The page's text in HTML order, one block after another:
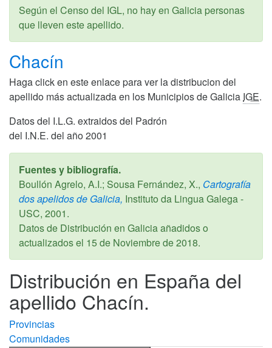
Según el Censo del IGL, no hay en Galicia personas
que lleven este apellido.
Chacín
Haga click en este enlace para ver la distribucion del
apellido más actualizada en los Municipios de Galicia IGE.
Datos del I.L.G. extraidos del Padrón
del I.N.E. del año 2001
Fuentes y bibliografía.
Boullón Agrelo, A.I.; Sousa Fernández, X., Cartografía
dos apelidos de Galicia, Instituto da Lingua Galega -
USC, 2001.
Datos de Distribución en Galicia añadidos o
actualizados el 15 de Noviembre de 2018.
Distribución en España del
apellido Chacín.
Provincias
Comunidades